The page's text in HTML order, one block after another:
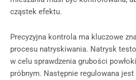
cząstek efektu.
Precyzyjna kontrola ma kluczowe
procesu natryskiwania. Natrysk
w celu sprawdzenia grubości
próbnym. Następnie regulowana